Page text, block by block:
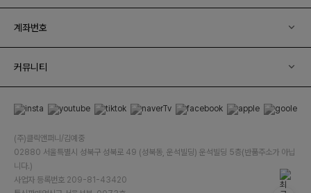
계좌번호
커뮤니티
(주)클릭앤퍼니/김예중
02880 서울특별시 성북구 성북로 49 (성북동, 운석빌딩) 운석빌딩 5층(반품주소가 아닙
니다.)
사업자 등록번호 209-81-43420